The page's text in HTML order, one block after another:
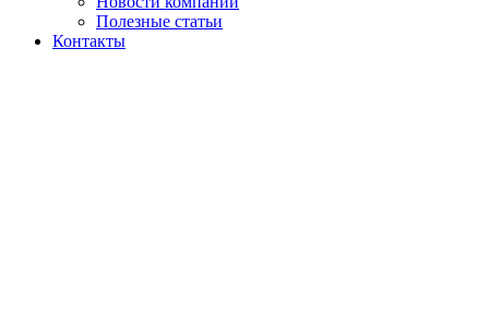
Полезные статьи
Контакты